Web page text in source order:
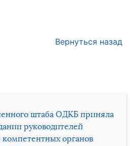
штаба ОДКБ приняла
руководителей
органов
Вернуться назад